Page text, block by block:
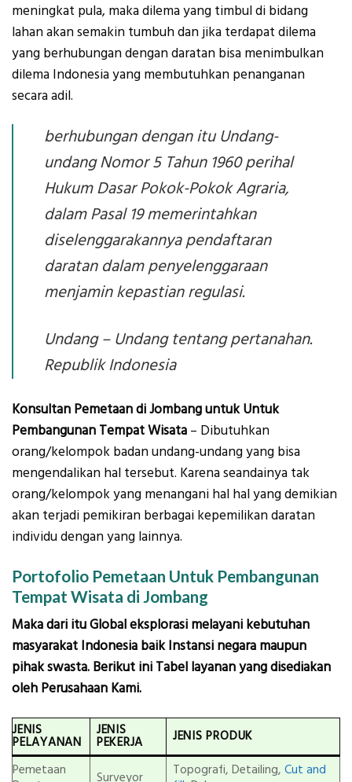
meningkat pula, maka dilema yang timbul di bidang
lahan akan semakin tumbuh dan jika terdapat dilema
yang berhubungan dengan daratan bisa menimbulkan
dilema Indonesia yang membutuhkan penanganan
secara adil.
berhubungan dengan itu Undang-
undang Nomor 5 Tahun 1960 perihal
Hukum Dasar Pokok-Pokok Agraria,
dalam Pasal 19 memerintahkan
diselenggarakannya pendaftaran
daratan dalam penyelenggaraan
menjamin kepastian regulasi.
Undang – Undang tentang pertanahan.
Republik Indonesia
Konsultan Pemetaan di Jombang untuk Untuk
Pembangunan Tempat Wisata – Dibutuhkan
orang/kelompok badan undang-undang yang bisa
mengendalikan hal tersebut. Karena seandainya tak
orang/kelompok yang menangani hal hal yang demikian
akan terjadi pemikiran berbagai kepemilikan daratan
individu dengan yang lainnya.
Portofolio Pemetaan Untuk Pembangunan
Tempat Wisata di Jombang
Maka dari itu Global eksplorasi melayani kebutuhan
masyarakat Indonesia baik Instansi negara maupun
pihak swasta. Berikut ini Tabel layanan yang disediakan
oleh Perusahaan Kami.
JENIS
PELAYANAN
JENIS
PEKERJA JENIS PRODUK
Pemetaan
Surveyor Topografi, Detailing, Cut and